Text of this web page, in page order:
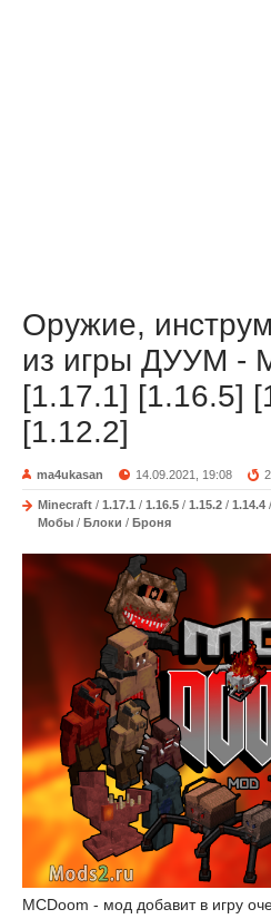
Оружие,
из игры ДУУМ -
[1.17.1] [1.16.5]
[1.12.2]
ma4ukasan 14.09.2021, 19:08
Minecraft / 1.17.1 / 1.16.5 / 1.15.2 / 1.14.4 /
Мобы / Блоки / Броня
MCDoom - мод добавит в игру